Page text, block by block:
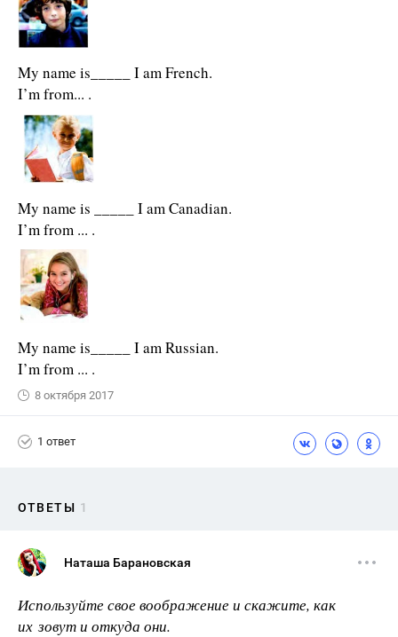
My name is_____ I am French.
I’m from... .
My name is _____ I am Canadian.
I’m from ... .
My name is_____ I am Russian.
I’m from ... .
8 октября 2017
1 ответ
ОТВЕТЫ 1
Наташа Барановская
Используйте свое воображение и скажите, как
ихзовут и откуда они.